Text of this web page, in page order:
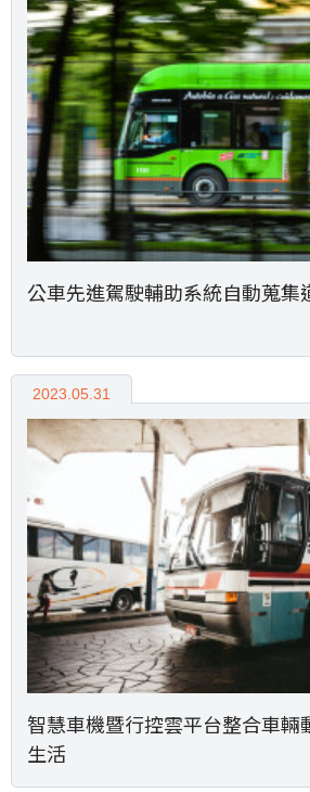
公車先進駕駛輔助系統自動蒐集
2023.05.31
智慧車機暨行控雲平台整合車輛
生活